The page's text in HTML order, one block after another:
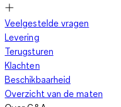
Veelgestelde vragen
Levering
Terugsturen
Klachten
Beschikbaarheid
Overzicht van de maten